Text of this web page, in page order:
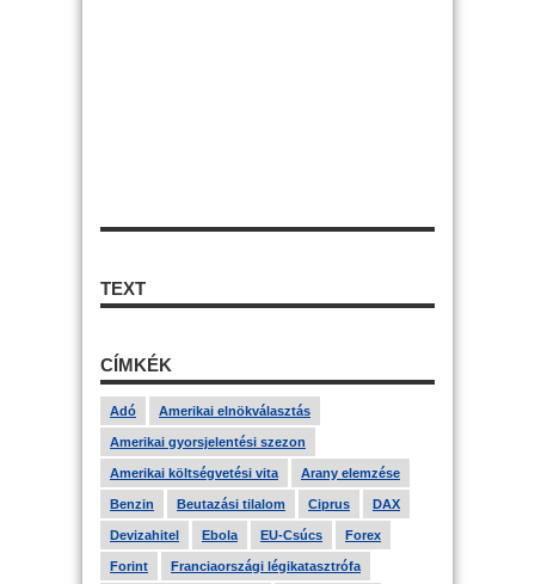
TEXT
CÍMKÉK
Adó Amerikai elnökválasztás
Amerikai gyorsjelentési szezon
Amerikai költségvetési vita Arany elemzése
Benzin Beutazási tilalom Ciprus DAX
Devizahitel Ebola EU-Csúcs Forex
Forint Franciaországi légikatasztrófa